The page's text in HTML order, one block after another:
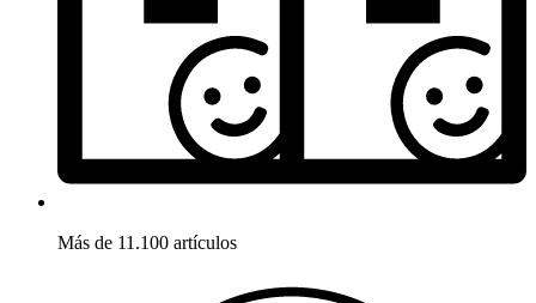
Más de 11.100 artículos